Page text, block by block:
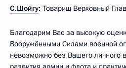
С.Шойгу: Товарищ Верховный
Благодарим Вас за высокую
Вооружёнными Силами военной
невозможно без Вашего личного